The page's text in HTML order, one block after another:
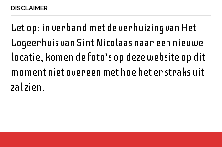
DISCLAIMER
Let op: in verband met de verhuizing van Het
Logeerhuis van Sint Nicolaas naar een nieuwe
locatie, komen de foto’s op deze website op dit
moment niet overeen met hoe het er straks uit
zal zien.